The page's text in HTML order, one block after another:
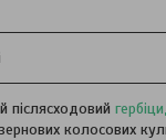
післясходовий
колосових